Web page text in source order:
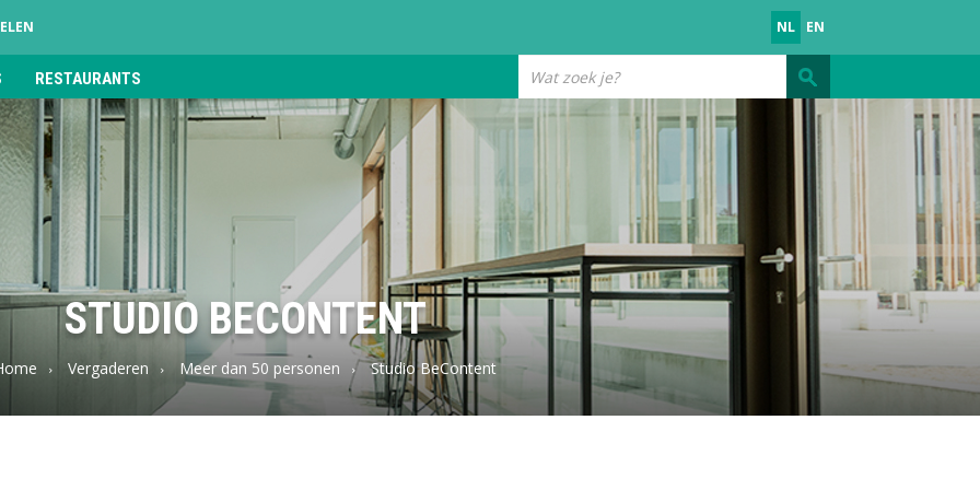
NL EN
RESTAURANTS
Wat
zoek
je?
STUDIO BECONTENT
Vergaderen Meer dan 50 personen Studio BeContent